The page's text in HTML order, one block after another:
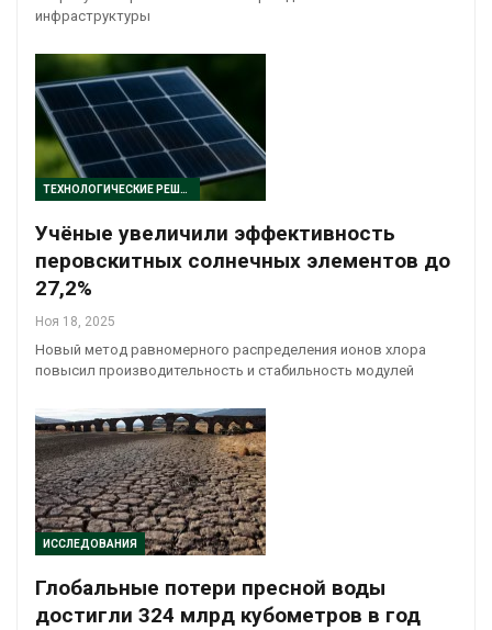
инфраструктуры
ТЕХНОЛОГИЧЕСКИЕ РЕШЕНИЯ
Учёные увеличили эффективность
перовскитных солнечных элементов до
27,2%
Ноя 18, 2025
Новый метод равномерного распределения ионов хлора
повысил производительность и стабильность модулей
ИССЛЕДОВАНИЯ
Глобальные потери пресной воды
достигли 324 млрд кубометров в год